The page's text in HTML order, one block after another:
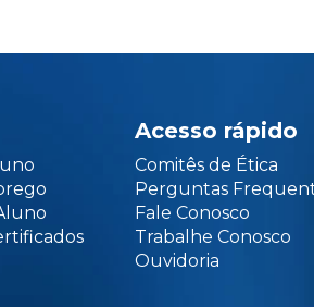
Acesso rápido
Comitês de Ética
Perguntas
Fale Conosco
Trabalhe Conosco
Ouvidoria